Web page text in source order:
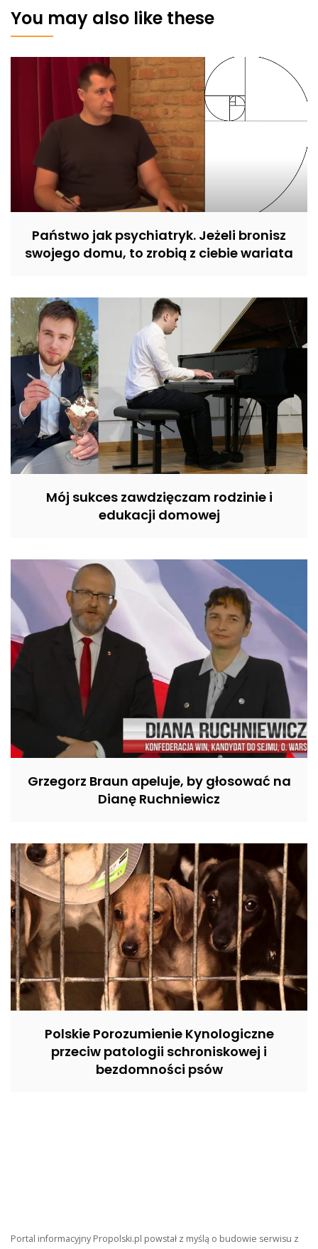
You may also like these
Państwo jak psychiatryk. Jeżeli bronisz
swojego domu, to zrobią z ciebie wariata
Mój sukces zawdzięczam rodzinie i
edukacji domowej
Grzegorz Braun apeluje, by głosować na
Dianę Ruchniewicz
Polskie Porozumienie Kynologiczne
przeciw patologii schroniskowej i
bezdomności psów
Portal informacyjny Propolski.pl powstał z myślą o budowie serwisu z